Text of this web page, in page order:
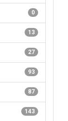
0
13
27
93
87
143